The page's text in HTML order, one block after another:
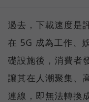
過去，下載速度是
在 5G 成為工作、
礎設施後，消費者
讓其在人潮聚集、
連線，即無法轉換